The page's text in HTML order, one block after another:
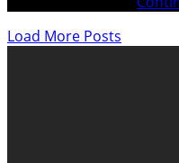
Load More Posts